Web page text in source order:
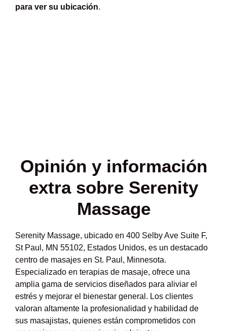
para ver su ubicación.
Opinión y información
extra sobre Serenity
Massage
Serenity Massage, ubicado en 400 Selby Ave Suite F,
St Paul, MN 55102, Estados Unidos, es un destacado
centro de masajes en St. Paul, Minnesota.
Especializado en terapias de masaje, ofrece una
amplia gama de servicios diseñados para aliviar el
estrés y mejorar el bienestar general. Los clientes
valoran altamente la profesionalidad y habilidad de
sus masajistas, quienes están comprometidos con